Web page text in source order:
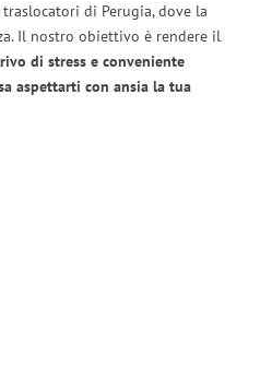
di Perugia, dove la
Il nostro obiettivo è rendere il
di stress e conveniente
aspettarti con ansia la tua